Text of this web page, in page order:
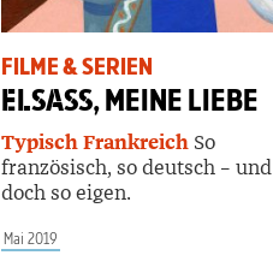
FILME & SERIEN
ELSASS, MEINE LIEBE
Typisch Frankreich So
französisch, so deutsch – und
doch so eigen.
Mai 2019